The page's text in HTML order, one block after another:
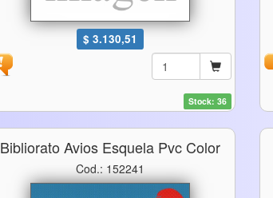
$ 3.130,51
Stock: 36
Bibliorato Avios Esquela Pvc Color
Cod.: 152241